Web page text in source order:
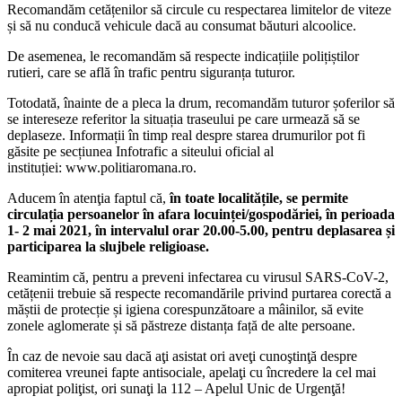
Recomandăm cetățenilor să circule cu respectarea limitelor de viteze
și să nu conducă vehicule dacă au consumat băuturi alcoolice.
De asemenea, le recomandăm să respecte indicațiile polițiștilor
rutieri, care se află în trafic pentru siguranța tuturor.
Totodată, înainte de a pleca la drum, recomandăm tuturor șoferilor să
se intereseze referitor la situația traseului pe care urmează să se
deplaseze. Informații în timp real despre starea drumurilor pot fi
găsite pe secțiunea Infotrafic a siteului oficial al
instituției: www.politiaromana.ro.
Aducem în atenţia faptul că,în toate localitățile, se permite
circulația persoanelor în afara locuinței/gospodăriei, în perioada
1- 2 mai 2021, în intervalul orar 20.00-5.00, pentru deplasarea și
participarea la slujbele religioase.
Reamintim că, pentru a preveni infectarea cu virusul SARS-CoV-2,
cetățenii trebuie să respecte recomandările privind purtarea corectă a
măștii de protecție și igiena corespunzătoare a mâinilor, să evite
zonele aglomerate și să păstreze distanța față de alte persoane.
În caz de nevoie sau dacă aţi asistat ori aveţi cunoştinţă despre
comiterea vreunei fapte antisociale, apelaţi cu încredere la cel mai
apropiat poliţist, ori sunaţi la 112 – Apelul Unic de Urgenţă!